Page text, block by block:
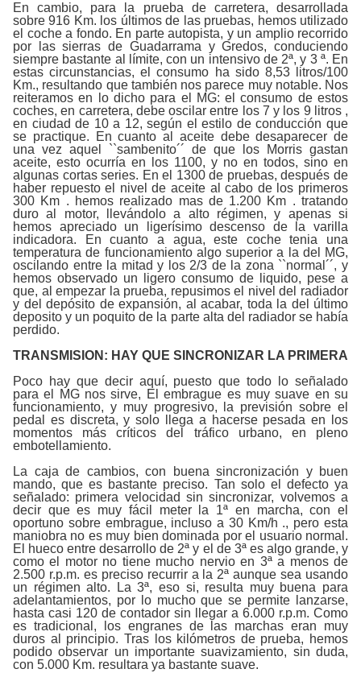
En cambio, para la prueba de carretera, desarrollada
sobre 916 Km. los últimos de las pruebas, hemos utilizado
el coche a fondo. En parte autopista, y un amplio recorrido
por las sierras de Guadarrama y Gredos, conduciendo
siempre bastante al límite, con un intensivo de 2ª, y 3 ª. En
estas circunstancias, el consumo ha sido 8,53 litros/100
Km., resultando que también nos parece muy notable. Nos
reiteramos en lo dicho para el MG: el consumo de estos
coches, en carretera, debe oscilar entre los 7 y los 9 litros ,
en ciudad de 10 a 12, según el estilo de conducción que
se practique. En cuanto al aceite debe desaparecer de
una vez aquel ``sambenito´´ de que los Morris gastan
aceite, esto ocurría en los 1100, y no en todos, sino en
algunas cortas series. En el 1300 de pruebas, después de
haber repuesto el nivel de aceite al cabo de los primeros
300 Km . hemos realizado mas de 1.200 Km . tratando
duro al motor, llevándolo a alto régimen, y apenas si
hemos apreciado un ligerísimo descenso de la varilla
indicadora. En cuanto a agua, este coche tenia una
temperatura de funcionamiento algo superior a la del MG,
oscilando entre la mitad y los 2/3 de la zona ``normal´´, y
hemos observado un ligero consumo de liquido, pese a
que, al empezar la prueba, repusimos el nivel del radiador
y del depósito de expansión, al acabar, toda la del último
deposito y un poquito de la parte alta del radiador se había
perdido.
TRANSMISION: HAY QUE SINCRONIZAR LA PRIMERA
Poco hay que decir aquí, puesto que todo lo señalado
para el MG nos sirve, El embrague es muy suave en su
funcionamiento, y muy progresivo, la previsión sobre el
pedal es discreta, y solo llega a hacerse pesada en los
momentos más críticos del tráfico urbano, en pleno
embotellamiento.
La caja de cambios, con buena sincronización y buen
mando, que es bastante preciso. Tan solo el defecto ya
señalado: primera velocidad sin sincronizar, volvemos a
decir que es muy fácil meter la 1ª en marcha, con el
oportuno sobre embrague, incluso a 30 Km/h ., pero esta
maniobra no es muy bien dominada por el usuario normal.
El hueco entre desarrollo de 2ª y el de 3ª es algo grande, y
como el motor no tiene mucho nervio en 3ª a menos de
2.500 r.p.m. es preciso recurrir a la 2ª aunque sea usando
un régimen alto. La 3ª, eso si, resulta muy buena para
adelantamientos, por lo mucho que se permite lanzarse,
hasta casi 120 de contador sin llegar a 6.000 r.p.m. Como
es tradicional, los engranes de las marchas eran muy
duros al principio. Tras los kilómetros de prueba, hemos
podido observar un importante suavizamiento, sin duda,
con 5.000 Km. resultara ya bastante suave.